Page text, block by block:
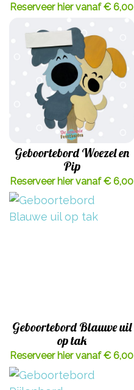
Reserveer hier vanaf € 6,00
Geboortebord Woezel en
Pip
Reserveer hier vanaf € 6,00
Geboortebord Blauwe uil
op tak
Reserveer hier vanaf € 6,00